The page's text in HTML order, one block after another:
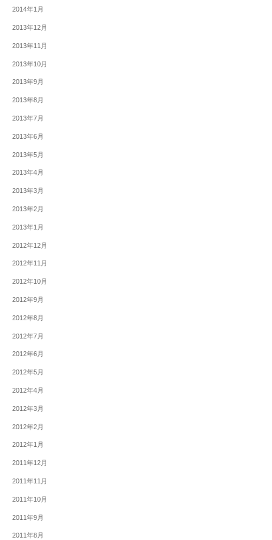
2014年1月
2013年12月
2013年11月
2013年10月
2013年9月
2013年8月
2013年7月
2013年6月
2013年5月
2013年4月
2013年3月
2013年2月
2013年1月
2012年12月
2012年11月
2012年10月
2012年9月
2012年8月
2012年7月
2012年6月
2012年5月
2012年4月
2012年3月
2012年2月
2012年1月
2011年12月
2011年11月
2011年10月
2011年9月
2011年8月